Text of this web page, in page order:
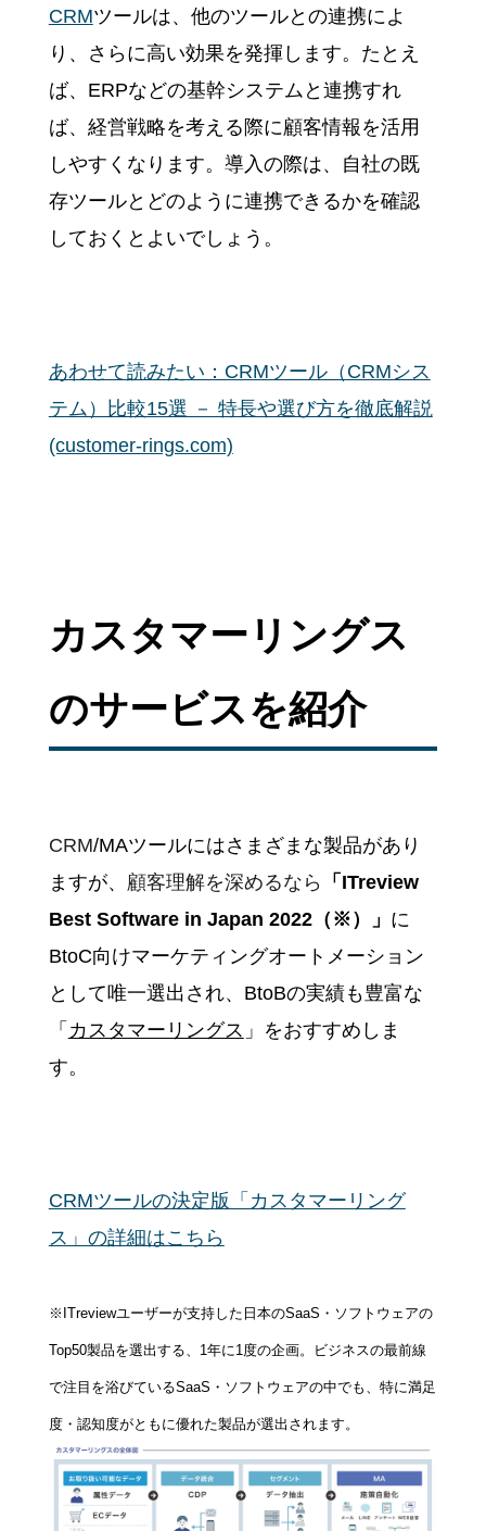
CRMツールは、他のツールとの連携によ
り、さらに高い効果を発揮します。たとえ
ば、ERPなどの基幹システムと連携すれ
ば、経営戦略を考える際に顧客情報を活用
しやすくなります。導入の際は、自社の既
存ツールとどのように連携できるかを確認
しておくとよいでしょう。
あわせて読みたい：CRMツール（CRMシス
テム）比較15選 － 特長や選び方を徹底解説
(customer-rings.com)
カスタマーリングス
のサービスを紹介
CRM/MAツールにはさまざまな製品があり
ますが、 顧客理解を深めるなら
「ITreview
Best Software in Japan 2022（※）」 に
BtoC向けマーケティングオートメーション
として唯一選出され、BtoBの実績も豊富な
「 カスタマーリングス 」をおすすめしま
す。
CRMツールの決定版「カスタマーリング
ス」の詳細はこちら
※ITreviewユーザーが支持した日本のSaaS・ソフトウェアの
Top50製品を選出する、1年に1度の企画。ビジネスの最前線
で注目を浴びているSaaS・ソフトウェアの中でも、特に満足
度・認知度がともに優れた製品が選出されます。